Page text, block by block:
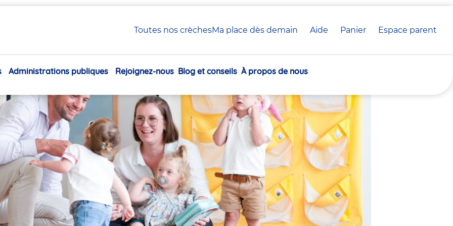
Toutes nos crèchesMa place dès demain Aide Panier crèche(s)
Espace parent
Navigation
Administrations publiques Rejoignez-nous Blog et conseils À propos de nous